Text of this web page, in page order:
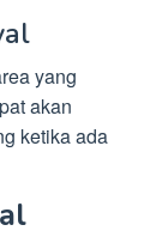
yang
akan
ketika ada